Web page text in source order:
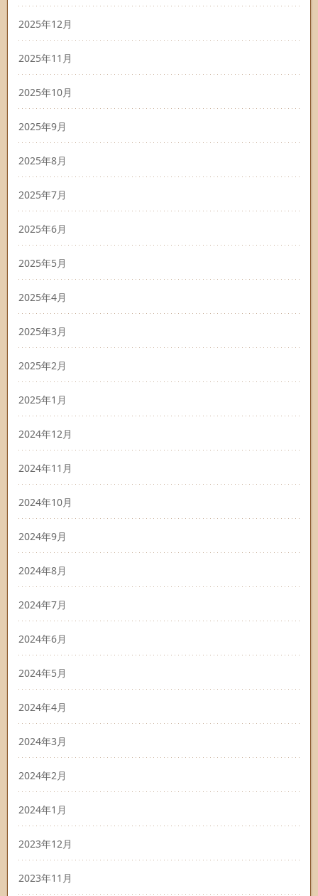
2025年12月
2025年11月
2025年10月
2025年9月
2025年8月
2025年7月
2025年6月
2025年5月
2025年4月
2025年3月
2025年2月
2025年1月
2024年12月
2024年11月
2024年10月
2024年9月
2024年8月
2024年7月
2024年6月
2024年5月
2024年4月
2024年3月
2024年2月
2024年1月
2023年12月
2023年11月